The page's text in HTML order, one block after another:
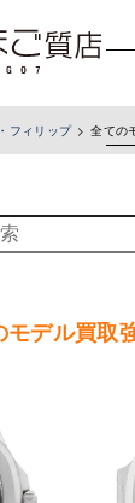
フィリップ 全ての
モデル買取